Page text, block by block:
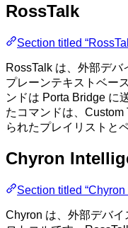
RossTalk
Section titled
RossTalk は、外部デ
プレーンテキストベー
ンドは Porta Bridge に
たコマンドは、Custom
られたプレイリストと
Chyron
Section titled
Chyron は、外部デバ